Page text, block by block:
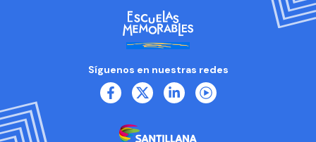
Síguenos en nuestras redes